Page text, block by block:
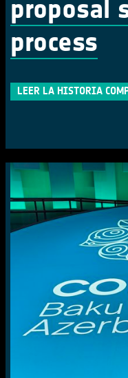
proposal
process
LEER LA HISTORIA